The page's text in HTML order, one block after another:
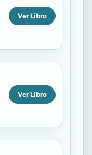
Ver Libro
Ver Libro